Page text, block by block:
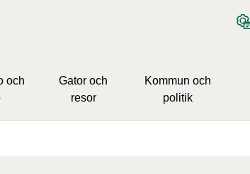
och
Gator och
resor
Kommun och
politik